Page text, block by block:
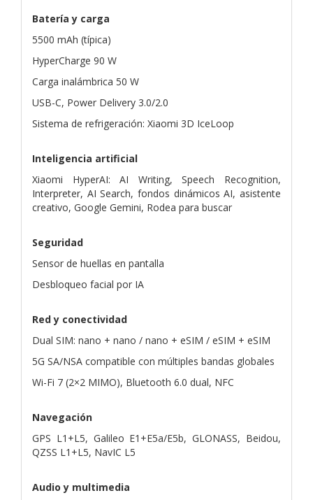
Batería y carga
5500 mAh (típica)
HyperCharge 90 W
Carga inalámbrica 50 W
USB-C, Power Delivery 3.0/2.0
Sistema de refrigeración: Xiaomi 3D IceLoop
Inteligencia artificial
Xiaomi HyperAI: AI Writing, Speech Recognition,
Interpreter, AI Search, fondos dinámicos AI, asistente
creativo, Google Gemini, Rodea para buscar
Seguridad
Sensor de huellas en pantalla
Desbloqueo facial por IA
Red y conectividad
Dual SIM: nano + nano / nano + eSIM / eSIM + eSIM
5G SA/NSA compatible con múltiples bandas globales
Wi-Fi 7 (2×2 MIMO), Bluetooth 6.0 dual, NFC
Navegación
GPS L1+L5, Galileo E1+E5a/E5b, GLONASS, Beidou,
QZSS L1+L5, NavIC L5
Audio y multimedia